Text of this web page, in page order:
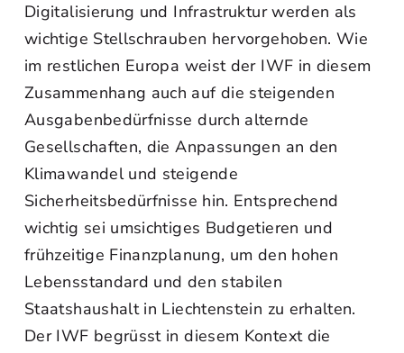
Digitalisierung und Infrastruktur werden als
wichtige Stellschrauben hervorgehoben. Wie
im restlichen Europa weist der IWF in diesem
Zusammenhang auch auf die steigenden
Ausgabenbedürfnisse durch alternde
Gesellschaften, die Anpassungen an den
Klimawandel und steigende
Sicherheitsbedürfnisse hin. Entsprechend
wichtig sei umsichtiges Budgetieren und
frühzeitige Finanzplanung, um den hohen
Lebensstandard und den stabilen
Staatshaushalt in Liechtenstein zu erhalten.
Der IWF begrüsst in diesem Kontext die